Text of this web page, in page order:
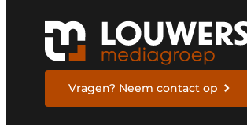
Vragen? Neem contact op